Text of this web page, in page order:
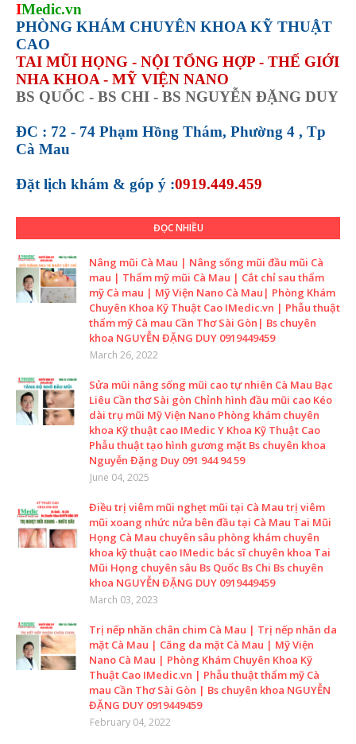
IMedic.vn
PHÒNG KHÁM CHUYÊN KHOA KỸ THUẬT
CAO
TAI MŨI HỌNG - NỘI TỔNG HỢP - THẾ GIỚI
NHA KHOA - MỸ VIỆN NANO
BS QUỐC - BS CHI - BS NGUYỄN ĐẶNG DUY
ĐC : 72 - 74 Phạm Hồng Thám, Phường 4 , Tp
Cà Mau
Đặt lịch khám & góp ý :0919.449.459
ĐỌC NHIỀU
Nâng mũi Cà Mau | Nâng sống mũi đầu mũi Cà
mau | Thẩm mỹ mũi Cà Mau | Cắt chỉ sau thẩm
mỹ Cà mau | Mỹ Viện Nano Cà Mau| Phòng Khám
Chuyên Khoa Kỹ Thuật Cao IMedic.vn | Phẫu thuật
thẩm mỹ Cà mau Cần Thơ Sài Gòn| Bs chuyên
khoa NGUYỄN ĐẶNG DUY 0919449459
March 26, 2022
Sửa mũi nâng sống mũi cao tự nhiên Cà Mau Bạc
Liêu Cần thơ Sài gòn Chỉnh hình đầu mũi cao Kéo
dài trụ mũi Mỹ Viện Nano Phòng khám chuyên
khoa Kỹ thuật cao IMedic Y Khoa Kỹ Thuật Cao
Phẫu thuật tạo hình gương mặt Bs chuyên khoa
Nguyễn Đặng Duy 091 944 94 59
June 04, 2025
Điều trị viêm mũi nghẹt mũi tại Cà Mau trị viêm
mũi xoang nhức nửa bên đầu tại Cà Mau Tai Mũi
Họng Cà Mau chuyên sâu phòng khám chuyên
khoa kỹ thuật cao IMedic bác sĩ chuyên khoa Tai
Mũi Họng chuyên sâu Bs Quốc Bs Chi Bs chuyên
khoa NGUYỄN ĐẶNG DUY 0919449459
March 03, 2023
Trị nếp nhăn chân chim Cà Mau | Trị nếp nhăn da
mặt Cà Mau | Căng da mặt Cà Mau | Mỹ Viện
Nano Cà Mau | Phòng Khám Chuyên Khoa Kỹ
Thuật Cao IMedic.vn | Phẫu thuật thẩm mỹ Cà
mau Cần Thơ Sài Gòn | Bs chuyên khoa NGUYỄN
ĐẶNG DUY 0919449459
February 04, 2022